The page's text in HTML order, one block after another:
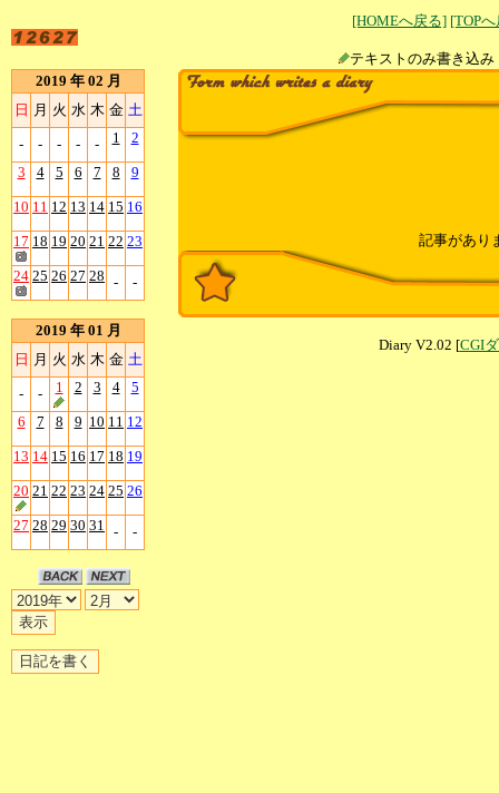
[HOMEへ戻る] [TOP
テキストのみ書
2019 年 02 月
日 月 火 水 木 金 土
- - - - - 1 2
3 4 5 6 7 8 9
10 11 12 13 14 15 16
17 18 19 20 21 22 23
24 25 26 27 28 - -
2019 年 01 月
日 月 火 水 木 金 土
- - 1 2 3 4 5
6 7 8 9 10 11 12
13 14 15 16 17 18 19
20 21 22 23 24 25 26
27 28 29 30 31 - -
記事があり
Diary V2.02 [CGI